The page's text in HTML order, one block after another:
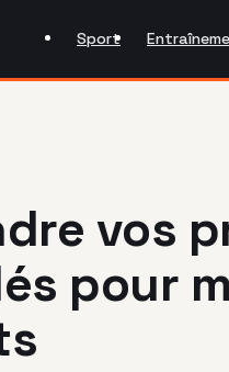
Sport
vos
pour